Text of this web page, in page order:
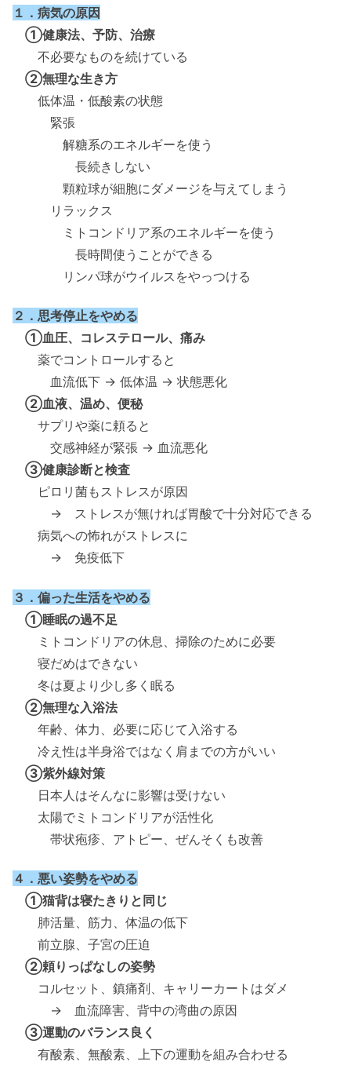
１．病気の原因
①健康法、予防、治療
不必要なものを続けている
②無理な生き方
低体温・低酸素の状態
緊張
解糖系のエネルギーを使う
長続きしない
顆粒球が細胞にダメージを与えてしまう
リラックス
ミトコンドリア系のエネルギーを使う
長時間使うことができる
リンパ球がウイルスをやっつける
２．思考停止をやめる
①血圧、コレステロール、痛み
薬でコントロールすると
血流低下 → 低体温 → 状態悪化
②血液、温め、便秘
サプリや薬に頼ると
交感神経が緊張 → 血流悪化
③健康診断と検査
ピロリ菌もストレスが原因
→ ストレスが無ければ胃酸で十分対応できる
病気への怖れがストレスに
→ 免疫低下
３．偏った生活をやめる
①睡眠の過不足
ミトコンドリアの休息、掃除のために必要
寝だめはできない
冬は夏より少し多く眠る
②無理な入浴法
年齢、体力、必要に応じて入浴する
冷え性は半身浴ではなく肩までの方がいい
③紫外線対策
日本人はそんなに影響は受けない
太陽でミトコンドリアが活性化
帯状疱疹、アトピー、ぜんそくも改善
４．悪い姿勢をやめる
①猫背は寝たきりと同じ
肺活量、筋力、体温の低下
前立腺、子宮の圧迫
②頼りっぱなしの姿勢
コルセット、鎮痛剤、キャリーカートはダメ
→ 血流障害、背中の湾曲の原因
③運動のバランス良く
有酸素、無酸素、上下の運動を組み合わせる